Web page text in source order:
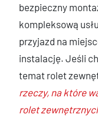
bezpieczny
kompleksową
przyjazd na
instalację. Jeśli
temat rolet
rzeczy, na które
rolet